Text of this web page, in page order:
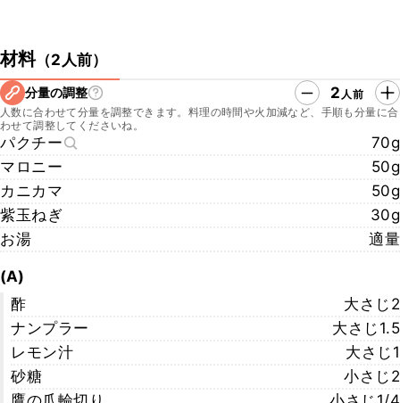
材料（2人前）
分量の調整 2 人前
人数に合わせて分量を調整できます。料理の時間や火加減など、手順も分量に合
わせて調整してくださいね。
パクチー
70g
マロニー
50g
カニカマ
50g
紫玉ねぎ
30g
お湯
適量
(A)
酢
大さじ2
ナンプラー
大さじ1.5
レモン汁
大さじ1
砂糖
小さじ2